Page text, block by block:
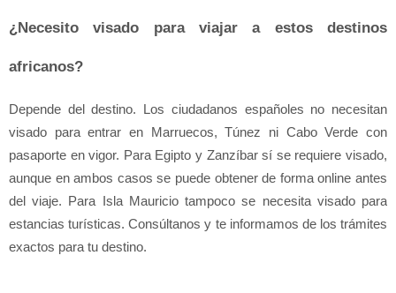
¿Necesito visado para viajar a estos destinos
africanos?
Depende del destino. Los ciudadanos españoles no necesitan
visado para entrar en Marruecos, Túnez ni Cabo Verde con
pasaporte en vigor. Para Egipto y Zanzíbar sí se requiere visado,
aunque en ambos casos se puede obtener de forma online antes
del viaje. Para Isla Mauricio tampoco se necesita visado para
estancias turísticas. Consúltanos y te informamos de los trámites
exactos para tu destino.